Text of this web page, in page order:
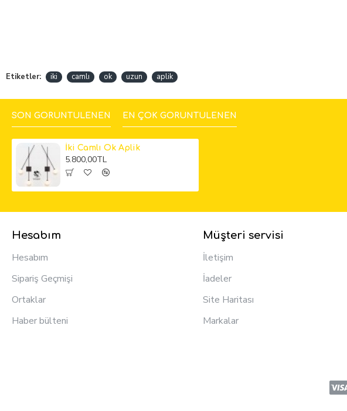
Etiketler: iki camlı ok uzun aplik
SON GÖRÜNTÜLENEN EN ÇOK GÖRÜNTÜLENEN
İki Camlı Ok Aplik
5.800,00TL
Hesabım
Hesabım
Sipariş Geçmişi
Ortaklar
Haber bülteni
Müşteri servisi
İletişim
İadeler
Site Haritası
Markalar